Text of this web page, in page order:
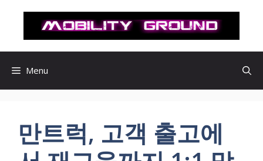
로
Menu
만트럭, 고객 출고에